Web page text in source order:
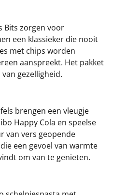
Bits zorgen voor
een klassieker die nooit
met chips worden
aanspreekt. Het pakket
gezelligheid.
brengen een vleugje
Happy Cola en speelse
van vers geopende
een gevoel van warmte
om van te genieten.